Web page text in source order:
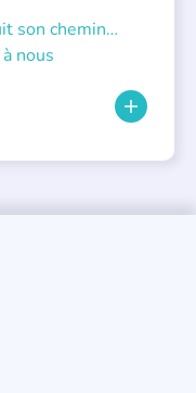
son chemin…
nous